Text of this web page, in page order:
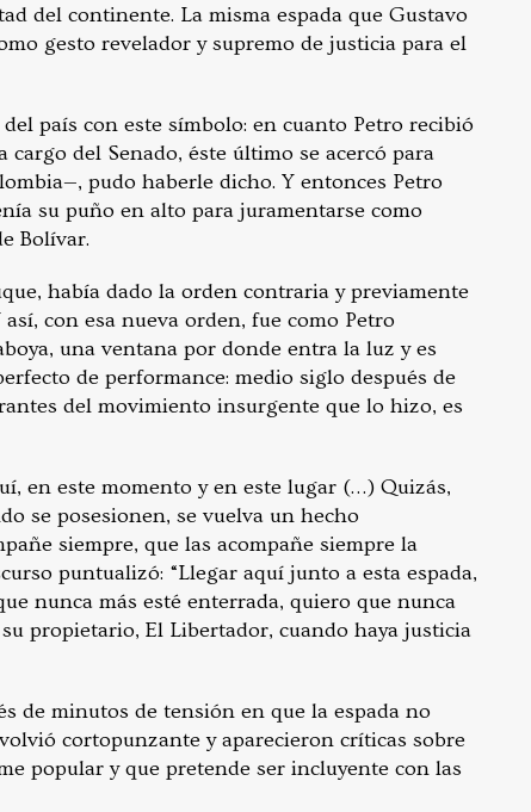
del continente. La misma espada que Gustavo
gesto revelador y supremo de justicia para el
país con este símbolo: en cuanto Petro recibió
del Senado, éste último se acercó para
pudo haberle dicho. Y entonces Petro
su puño en alto para juramentarse como
Bolívar.
había dado la orden contraria y previamente
con esa nueva orden, fue como Petro
una ventana por donde entra la luz y es
de performance: medio siglo después de
del movimiento insurgente que lo hizo, es
en este momento y en este lugar (…) Quizás,
se posesionen, se vuelva un hecho
siempre, que las acompañe siempre la
puntualizó: “Llegar aquí junto a esta espada,
nunca más esté enterrada, quiero que nunca
propietario, El Libertador, cuando haya justicia
de minutos de tensión en que la espada no
cortopunzante y aparecieron críticas sobre
popular y que pretende ser incluyente con las